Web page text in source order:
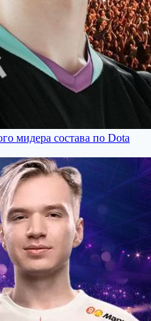
мидера состава по Dota